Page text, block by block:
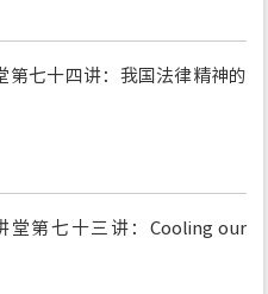
第七十四讲：我国法律精神的
堂第七十三讲：Cooling our